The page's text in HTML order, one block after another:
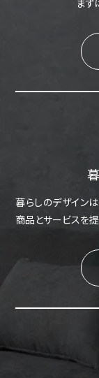
暮らしのデザイン
商品とサービスを提